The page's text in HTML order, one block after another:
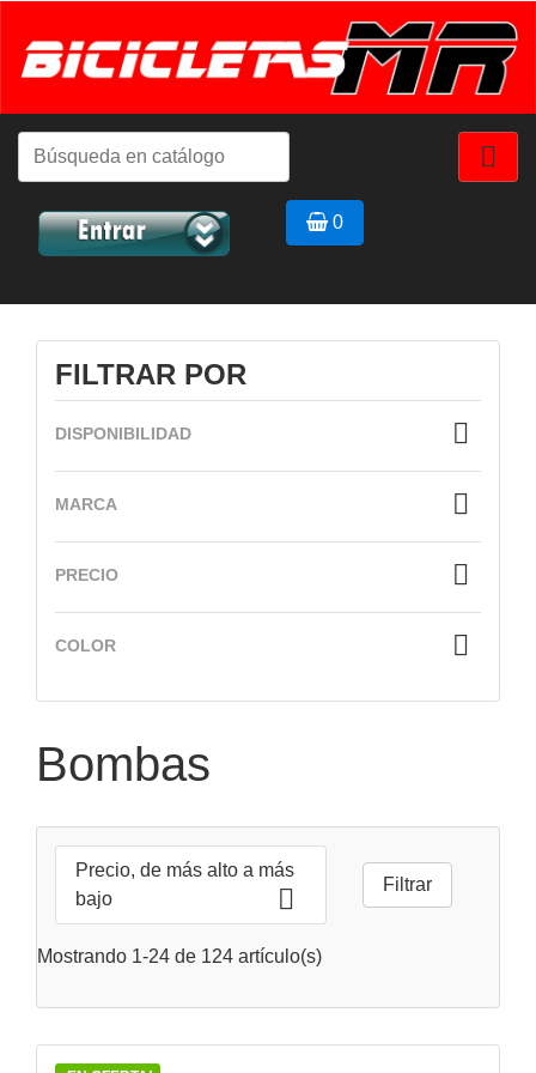

0
FILTRAR POR
DISPONIBILIDAD 
MARCA 
PRECIO 
COLOR 
Bombas
Precio, de más alto a más
bajo
 Filtrar
Mostrando 1-24 de 124 artículo(s)